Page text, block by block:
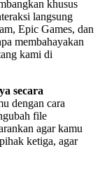
khusus
langsung
Epic Games, dan
membahayakan
kami di
secara
dengan cara
file
agar kamu
ketiga, agar